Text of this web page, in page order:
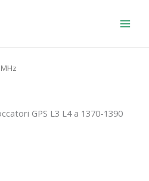
GPS L3 L4 a 1370-1390